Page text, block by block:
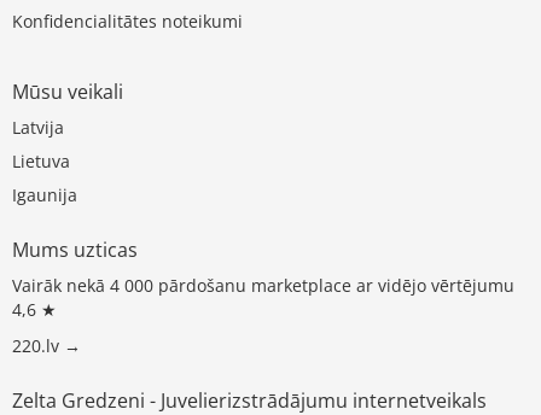
Konfidencialitātes noteikumi
Mūsu veikali
Latvija
Lietuva
Igaunija
Mums uzticas
Vairāk nekā 4 000 pārdošanu marketplace ar vidējo vērtējumu
4,6 ★
220.lv →
Zelta Gredzeni - Juvelierizstrādājumu internetveikals